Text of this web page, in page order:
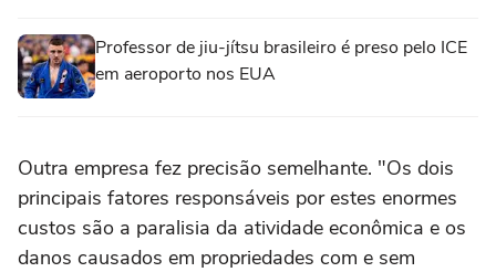
Professor de jiu-jítsu brasileiro é preso pelo ICE
em aeroporto nos EUA
Outra empresa fez precisão semelhante. "Os dois
principais fatores responsáveis por estes enormes
custos são a paralisia da atividade econômica e os
danos causados em propriedades com e sem